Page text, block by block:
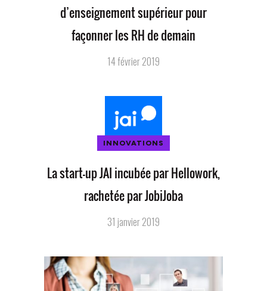
d’enseignement supérieur pour
façonner les RH de demain
14 février 2019
INNOVATIONS
La start-up JAI incubée par Hellowork,
rachetée par JobiJoba
31 janvier 2019